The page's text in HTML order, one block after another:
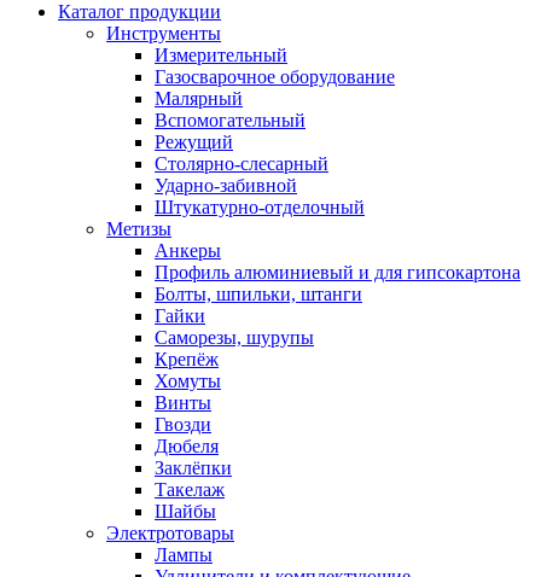
Каталог продукции
Инструменты
Измерительный
Газосварочное оборудование
Малярный
Вспомогательный
Режущий
Столярно-слесарный
Ударно-забивной
Штукатурно-отделочный
Метизы
Анкеры
Профиль алюминиевый и для гипсокартона
Болты, шпильки, штанги
Гайки
Саморезы, шурупы
Крепёж
Хомуты
Винты
Гвозди
Дюбеля
Заклёпки
Такелаж
Шайбы
Электротовары
Лампы